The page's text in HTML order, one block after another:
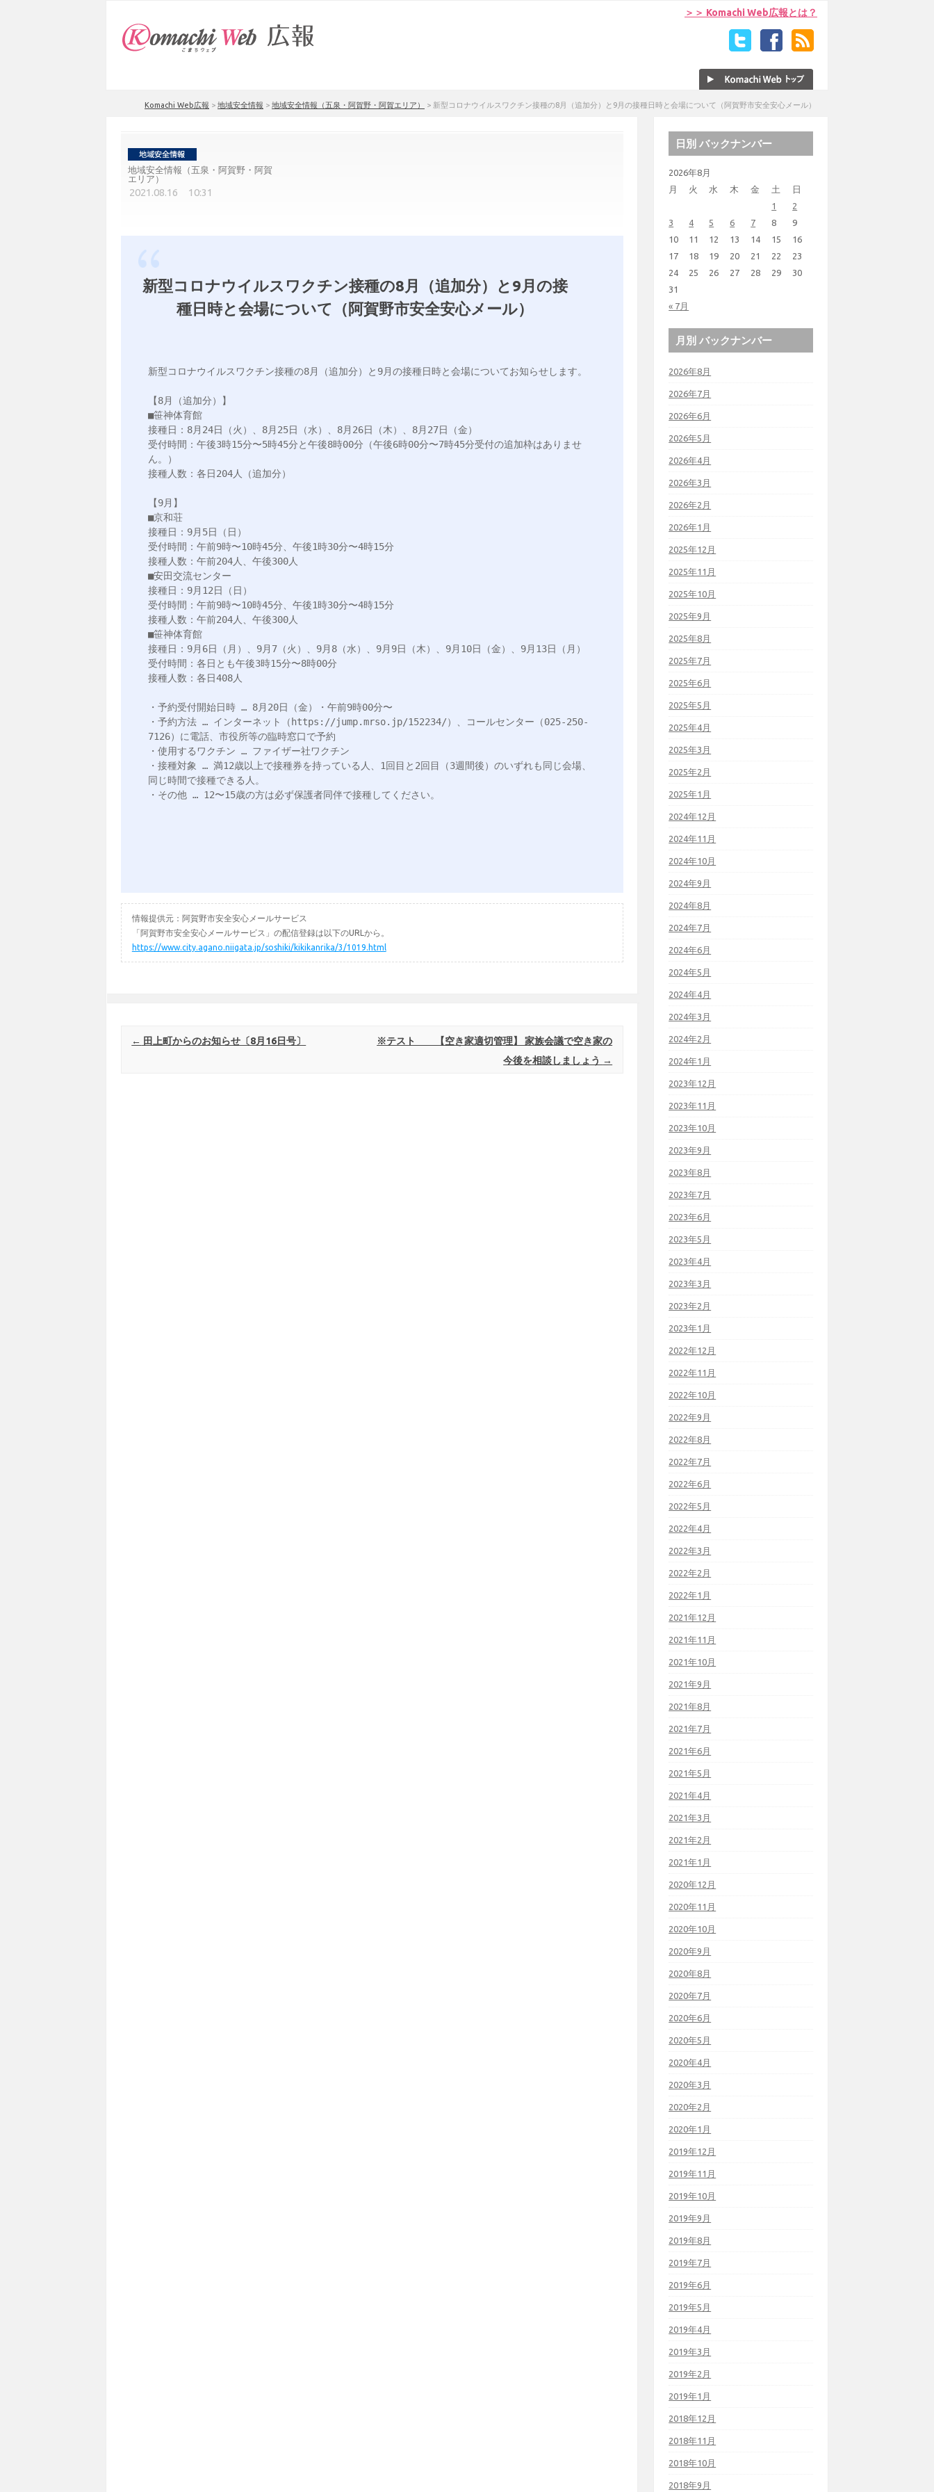
＞＞ Komachi Web広報とは？
Komachi Web広報 > 地域安全情報 > 地域安全情報（五泉・阿賀野・阿賀エリア） > 新型コロナウイルスワクチン接種の8月（追加分）と9月の接種日時と会場について（阿賀野市安全安心メール）
地域安全情報（五泉・阿賀野・阿賀
エリア）
2021.08.16 10:31
新型コロナウイルスワクチン接種の8月（追加分）と9月の接
種日時と会場について（阿賀野市安全安心メール）
新型コロナウイルスワクチン接種の8月（追加分）と9月の接種日時と会場についてお知らせします。
【8月（追加分）】
■笹神体育館
接種日：8月24日（火）、8月25日（水）、8月26日（木）、8月27日（金）
受付時間：午後3時15分〜5時45分と午後8時00分（午後6時00分〜7時45分受付の追加枠はありませ
ん。）
接種人数：各日204人（追加分）
【9月】
■京和荘
接種日：9月5日（日）
受付時間：午前9時〜10時45分、午後1時30分〜4時15分
接種人数：午前204人、午後300人
■安田交流センター
接種日：9月12日（日）
受付時間：午前9時〜10時45分、午後1時30分〜4時15分
接種人数：午前204人、午後300人
■笹神体育館
接種日：9月6日（月）、9月7（火）、9月8（水）、9月9日（木）、9月10日（金）、9月13日（月）
受付時間：各日とも午後3時15分〜8時00分
接種人数：各日408人
・予約受付開始日時 … 8月20日（金）・午前9時00分〜
・予約方法 … インターネット（https://jump.mrso.jp/152234/）、コールセンター（025-250-
7126）に電話、市役所等の臨時窓口で予約
・使用するワクチン … ファイザー社ワクチン
・接種対象 … 満12歳以上で接種券を持っている人、1回目と2回目（3週間後）のいずれも同じ会場、
同じ時間で接種できる人。
・その他 … 12〜15歳の方は必ず保護者同伴で接種してください。
情報提供元：阿賀野市安全安心メールサービス
「阿賀野市安全安心メールサービス」の配信登録は以下のURLから。
https://www.city.agano.niigata.jp/soshiki/kikikanrika/3/1019.html
Post navigation
← 田上町からのお知らせ〔8月16日号〕
※テスト 【空き家適切管理】 家族会議で空き家の
今後を相談しましょう →
日別 バックナンバー
2026年8月
月
火 水 木 金 土 日
« 7月
1
2
3
4 5 6 7 8
9
10
11 12 13 14 15
16
17
18 19 20 21 22
23
24
25 26 27 28 29
30
31
月別 バックナンバー
2026年8月
2026年7月
2026年6月
2026年5月
2026年4月
2026年3月
2026年2月
2026年1月
2025年12月
2025年11月
2025年10月
2025年9月
2025年8月
2025年7月
2025年6月
2025年5月
2025年4月
2025年3月
2025年2月
2025年1月
2024年12月
2024年11月
2024年10月
2024年9月
2024年8月
2024年7月
2024年6月
2024年5月
2024年4月
2024年3月
2024年2月
2024年1月
2023年12月
2023年11月
2023年10月
2023年9月
2023年8月
2023年7月
2023年6月
2023年5月
2023年4月
2023年3月
2023年2月
2023年1月
2022年12月
2022年11月
2022年10月
2022年9月
2022年8月
2022年7月
2022年6月
2022年5月
2022年4月
2022年3月
2022年2月
2022年1月
2021年12月
2021年11月
2021年10月
2021年9月
2021年8月
2021年7月
2021年6月
2021年5月
2021年4月
2021年3月
2021年2月
2021年1月
2020年12月
2020年11月
2020年10月
2020年9月
2020年8月
2020年7月
2020年6月
2020年5月
2020年4月
2020年3月
2020年2月
2020年1月
2019年12月
2019年11月
2019年10月
2019年9月
2019年8月
2019年7月
2019年6月
2019年5月
2019年4月
2019年3月
2019年2月
2019年1月
2018年12月
2018年11月
2018年10月
2018年9月